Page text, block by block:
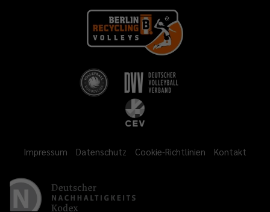
Impressum Datenschutz Cookie-Richtlinien Kontakt